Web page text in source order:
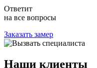
Ответит
на все вопросы
Заказать замер
Наши клиенты